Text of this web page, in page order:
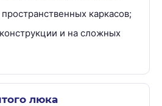
каркасов;
и на сложных
люка